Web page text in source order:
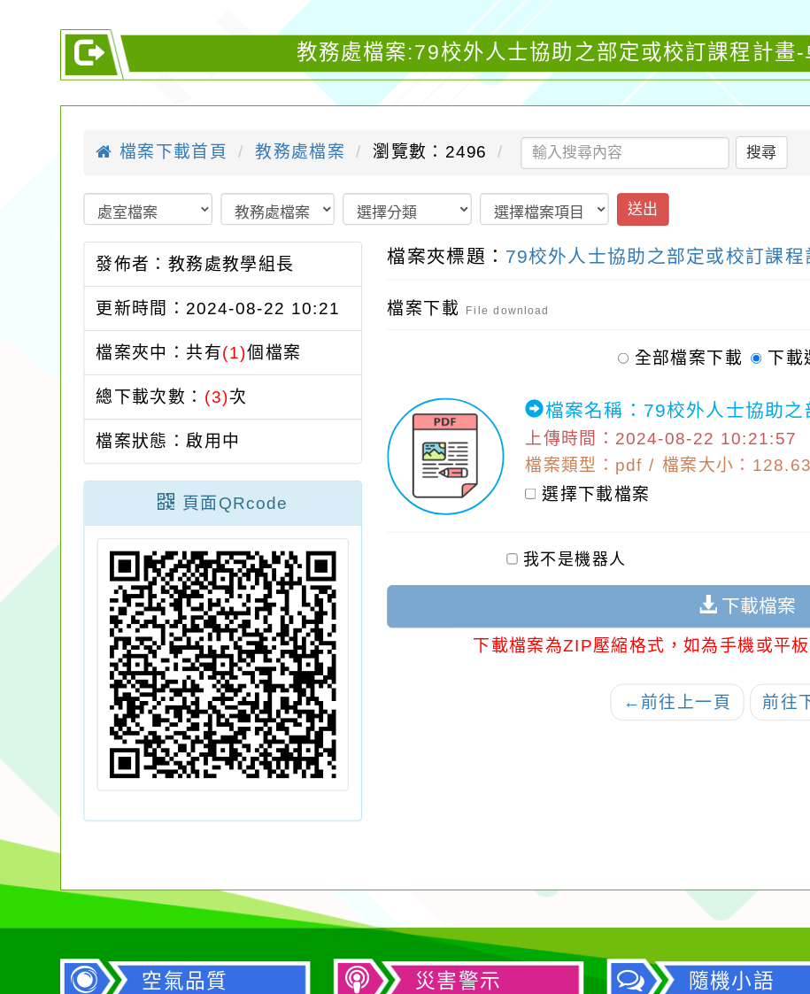
教務處檔案:79校外人士協助之部定或校訂課程計畫-
檔案下載首頁 教務處檔案 瀏覽數：2496 搜尋
送出
發佈者：教務處教學組長
更新時間：2024-08-22 10:21
檔案夾中：共有(1)個檔案
總下載次數： (3)次
檔案狀態：啟用中
頁面QRcode
檔案夾標題： 79校外人士協助之部定或校訂課程
檔案下載 File download
全部檔案下載 下載
檔案名稱：79校外人士協助
上傳時間：2024-08-22 10:21:57
檔案類型：pdf / 檔案大小：
選擇下載檔案
我不是機器人
下載檔案
下載檔案為ZIP壓縮格式，如為手機或平
← 前往上一頁 前往
空氣品質 災害警示 隨機小語